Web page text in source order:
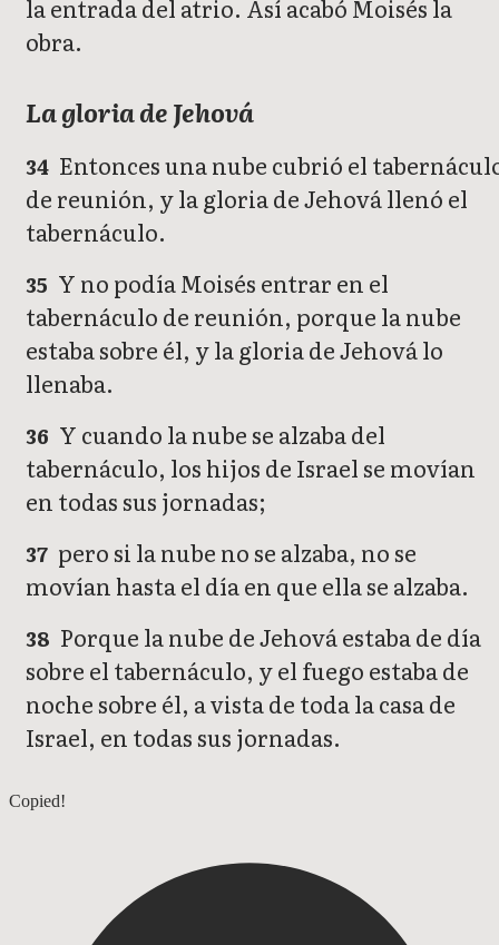
la entrada del atrio. Así acabó Moisés la
obra.
La gloria de Jehová
34 Entonces una nube cubrió el
de reunión, y la gloria de Jehová llenó el
tabernáculo.
35 Y no podía Moisés entrar en el
tabernáculo de reunión, porque la nube
estaba sobre él, y la gloria de Jehová lo
llenaba.
36 Y cuando la nube se alzaba del
tabernáculo, los hijos de Israel se movían
en todas sus jornadas;
37 pero si la nube no se alzaba, no se
movían hasta el día en que ella se alzaba.
38 Porque la nube de Jehová estaba de día
sobre el tabernáculo, y el fuego estaba de
noche sobre él, a vista de toda la casa de
Israel, en todas sus jornadas.
Éxodo 39
Copied!